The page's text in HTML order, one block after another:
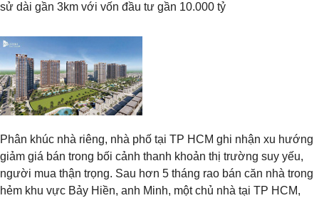
sử dài gần 3km với vốn đầu tư gần 10.000 tỷ
Phân khúc nhà riêng, nhà phố tại TP HCM ghi nhận xu hướng
giảm giá bán trong bối cảnh thanh khoản thị trường suy yếu,
người mua thận trọng. Sau hơn 5 tháng rao bán căn nhà trong
hẻm khu vực Bảy Hiền, anh Minh, một chủ nhà tại TP HCM,